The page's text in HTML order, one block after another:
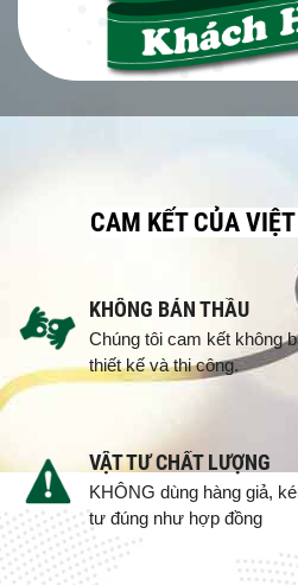
CAM KẾT CỦA
KHÔNG BÁN THẦU
Chúng tôi cam kết không
thiết kế và thi công.
VẬT TƯ CHẤT LƯỢNG
KHÔNG dùng hàng giả,
tư đúng như hợp đồng